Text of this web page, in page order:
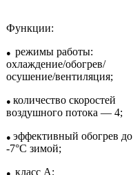
Функции:
● режимы работы:
охлаждение/обогрев/
осушение/вентиляция;
● количество скоростей
воздушного потока — 4;
● эффективный обогрев до
-7°C зимой;
класс A;